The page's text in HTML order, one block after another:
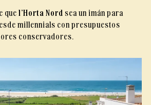
que l’Horta Nord sea un imán para
millennials con presupuestos
conservadores.